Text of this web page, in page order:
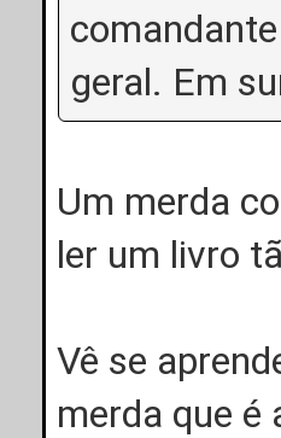
geral. Em
Um merda
ler um livro
Vê se
merda que é